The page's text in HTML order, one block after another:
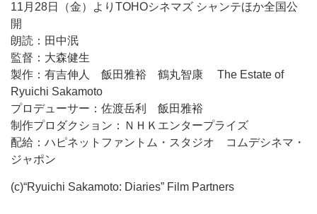
11月28日（金）よりTOHOシネマズ シャンテほか全国公
開
朗読：田中泯
監督：大森健生
製作：有吉伸人 飯田雅裕 鶴丸智康 The Estate of
Ryuichi Sakamoto
プロデューサー：佐渡岳利 飯田雅裕
制作プロダクション：ＮＨＫエンタープライズ
配給：ハピネットファントム・スタジオ コムデシネマ・
ジャポン
(c)“Ryuichi Sakamoto: Diaries” Film Partners